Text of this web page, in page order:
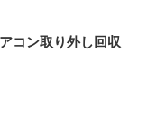
コン取り外し回収